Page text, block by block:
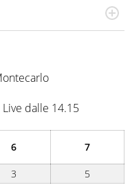
di sport ma calcio e
Ho capito che il
pianto nel giorno in
ancora lunga quando un
in carriera
Live dalle 14.15
6 7
3 5